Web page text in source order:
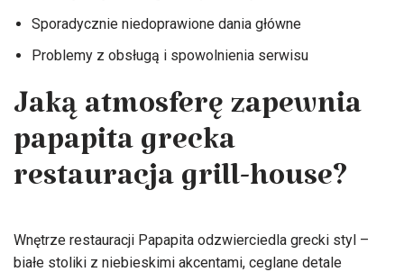
Sporadycznie niedoprawione dania główne
Problemy z obsługą i spowolnienia serwisu
Jaką atmosferę zapewnia
papapita grecka
restauracja grill-house?
Wnętrze restauracji Papapita odzwierciedla grecki styl –
białe stoliki z niebieskimi akcentami, ceglane detale